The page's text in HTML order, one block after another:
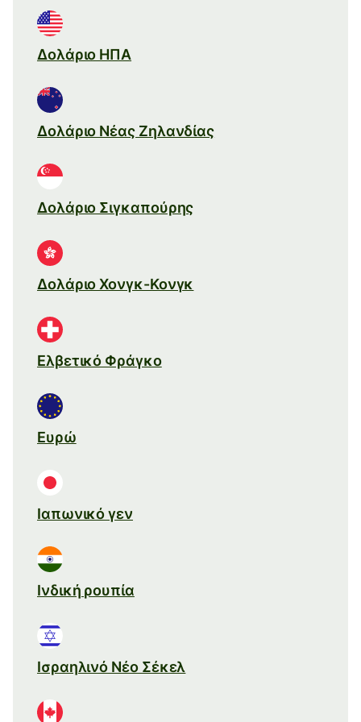
Δολάριο ΗΠΑ
Δολάριο Νέας Ζηλανδίας
Δολάριο Σιγκαπούρης
Δολάριο Χονγκ-Κονγκ
Ελβετικό Φράγκο
Ευρώ
Ιαπωνικό γεν
Ινδική ρουπία
Ισραηλινό Νέο Σέκελ